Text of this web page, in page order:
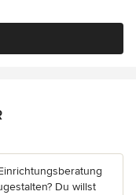
Du willst